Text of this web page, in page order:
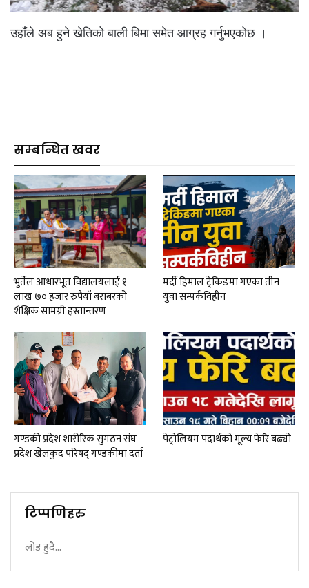
उहाँले अब हुने खेतिको बाली बिमा समेत आग्रह गर्नुभएकोछ ।
सम्बन्धित खवर
भुर्तेल आधारभूत विद्यालयलाई १
लाख ७० हजार रुपैयाँ बराबरको
शैक्षिक सामग्री हस्तान्तरण
मर्दी हिमाल ट्रेकिङमा गएका तीन
युवा सम्पर्कविहीन
गण्डकी प्रदेश शारीरिक सुगठन संघ
प्रदेश खेलकुद परिषद् गण्डकीमा दर्ता
पेट्रोलियम पदार्थको मूल्य फेरि बढ्यो
टिप्पणिहरु
लोड हुदै...